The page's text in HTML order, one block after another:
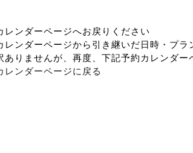
レンダーページへお戻りください
レンダーページから引き継いだ日時・プラ
ありませんが、再度、下記予約カレンダ
レンダーページに戻る